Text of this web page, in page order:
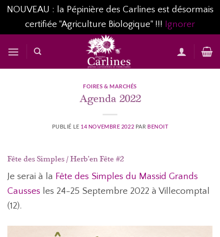
NOUVEAU : la Pépinière des Carlines est désormais
certifiée "Agriculture Biologique" !!! Ignorer
FOIRES & MARCHÉS
Agenda 2022
PUBLIÉ LE 14 NOVEMBRE 2022 PAR BENOIT
Fête des Simples / Herb’en Fête #2
Je serai à la Fête des Simples du Massid Grands
Causses les 24-25 Septembre 2022 à Villecomptal
(12).